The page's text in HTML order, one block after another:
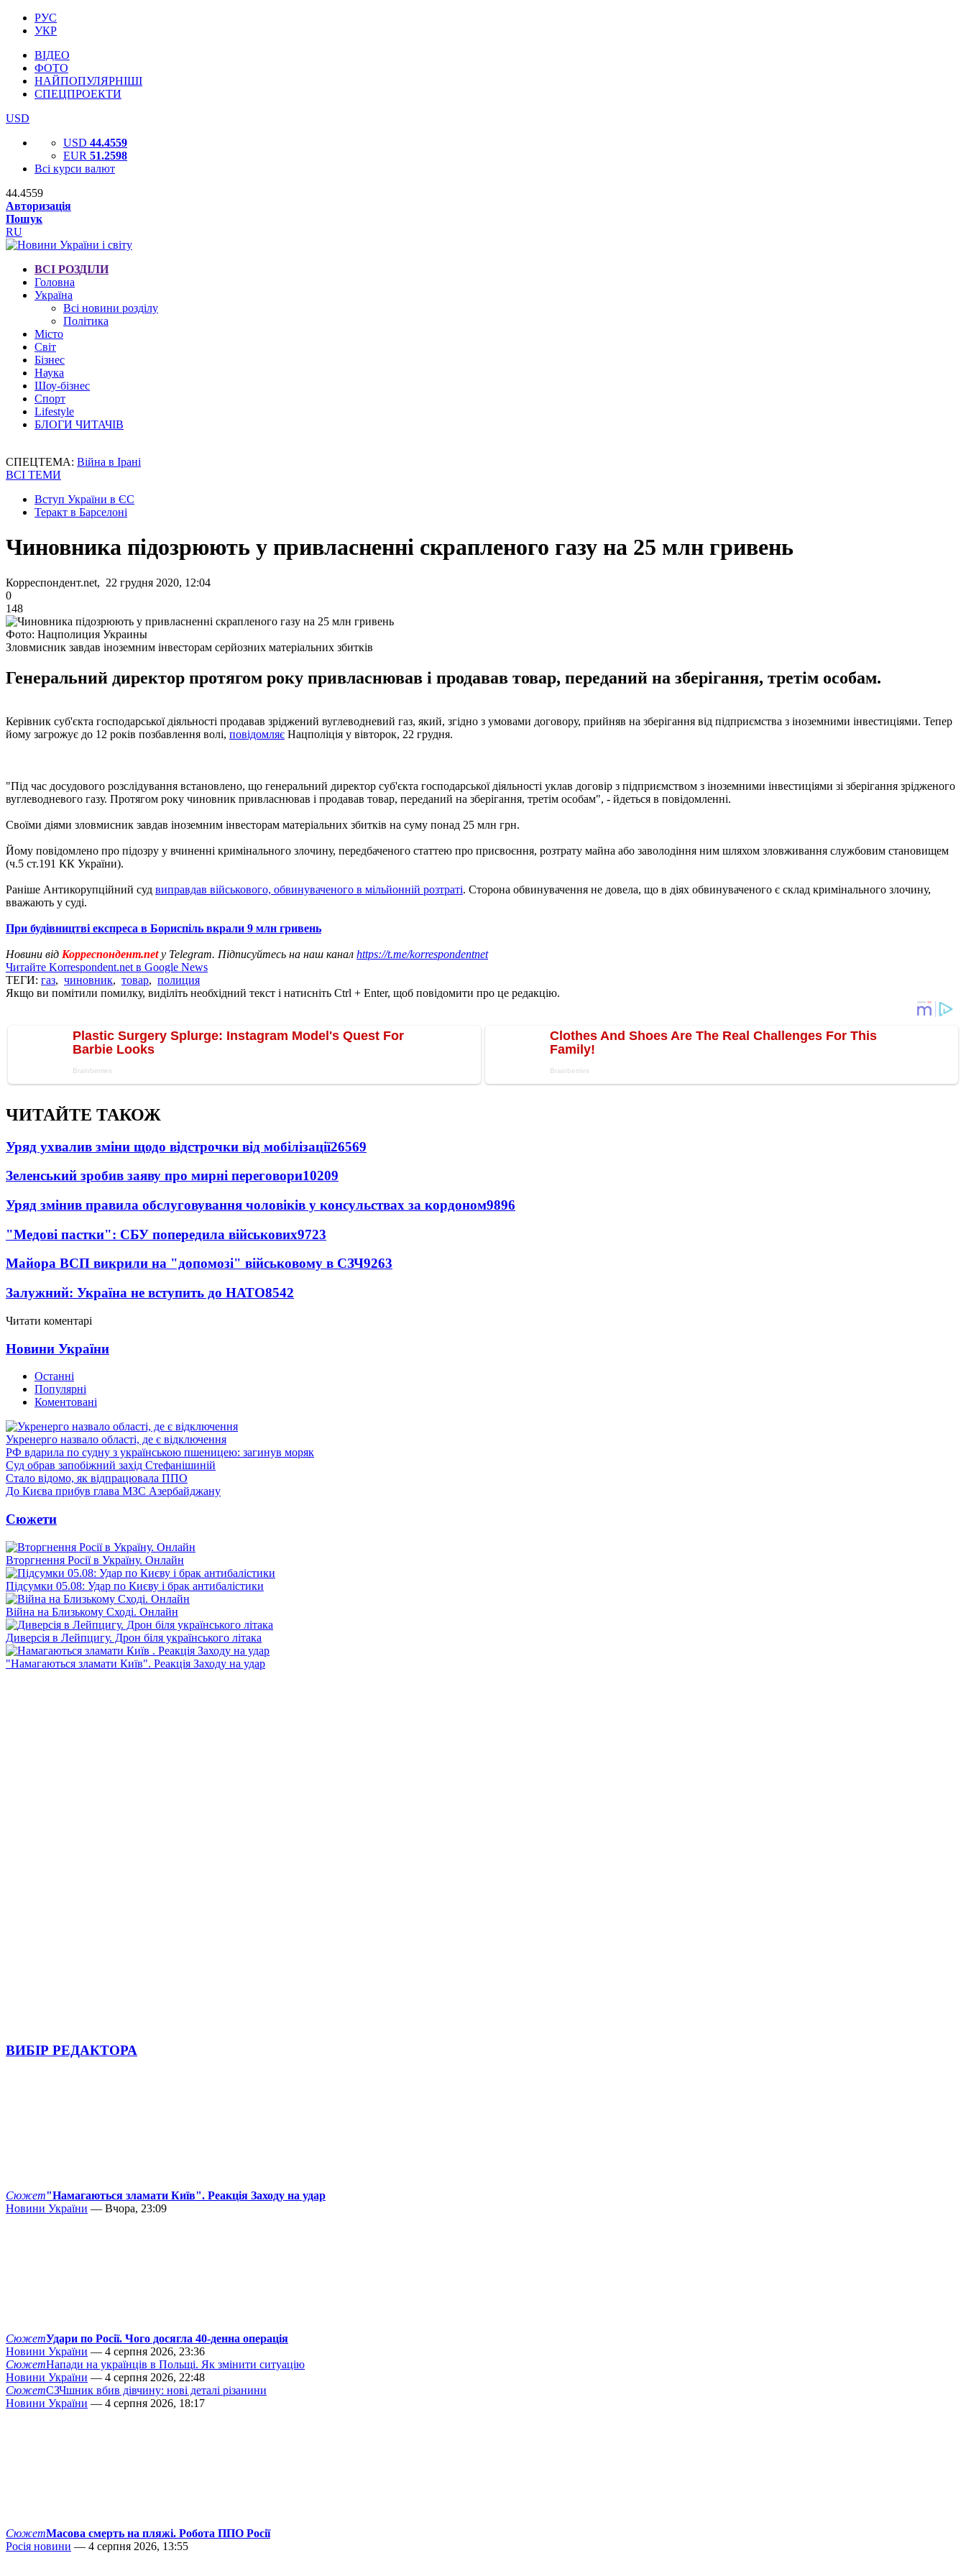
РУС
УКР
ВІДЕО
ФОТО
НАЙПОПУЛЯРНІШІ
СПЕЦПРОЕКТИ
USD
USD 44.4559
EUR 51.2598
Всі курси валют
44.4559
Авторизація
Пошук
RU
ВСІ РОЗДІЛИ
Головна
Україна
Всі новини розділу
Політика
Місто
Світ
Бізнес
Наука
Шоу-бізнес
Спорт
Lifestyle
БЛОГИ ЧИТАЧІВ
СПЕЦТЕМА: Війна в Ірані
ВСІ ТЕМИ
Вступ України в ЄС
Теракт в Барселоні
Чиновника підозрюють у привласненні скрапленого газу на 25 млн гривень
Корреспондент.net, 22 грудня 2020, 12:04
0
148
Фото: Нацполиция Украины
Зловмисник завдав іноземним інвесторам серйозних матеріальних збитків
Генеральний директор протягом року привласнював і продавав товар, переданий на зберігання, третім особам.
Керівник суб'єкта господарської діяльності продавав зріджений вуглеводневий газ, який, згідно з умовами договору, прийняв на зберігання від підприємства з іноземними інвестиціями. Тепер
йому загрожує до 12 років позбавлення волі, повідомляє Нацполіція у вівторок, 22 грудня.
"Під час досудового розслідування встановлено, що генеральний директор суб'єкта господарської діяльності уклав договір з підприємством з іноземними інвестиціями зі зберігання зрідженого
вуглеводневого газу. Протягом року чиновник привласнював і продавав товар, переданий на зберігання, третім особам", - йдеться в повідомленні.
Своїми діями зловмисник завдав іноземним інвесторам матеріальних збитків на суму понад 25 млн грн.
Йому повідомлено про підозру у вчиненні кримінального злочину, передбаченого статтею про присвоєння, розтрату майна або заволодіння ним шляхом зловживання службовим становищем
(ч.5 ст.191 КК України).
Раніше Антикорупційний суд виправдав військового, обвинуваченого в мільйонній розтраті. Сторона обвинувачення не довела, що в діях обвинуваченого є склад кримінального злочину,
вважають у суді.
При будівництві експреса в Бориспіль вкрали 9 млн гривень
Новини від Корреспондент.netу Telegram. Підписуйтесь на наш канал https://t.me/korrespondentnet
Читайте Korrespondent.net в Google News
ТЕГИ: газ, чиновник, товар, полиция
Якщо ви помітили помилку, виділіть необхідний текст і натисніть Ctrl + Enter, щоб повідомити про це редакцію.
ЧИТАЙТЕ ТАКОЖ
Уряд ухвалив зміни щодо відстрочки від мобілізації26569
Зеленський зробив заяву про мирні переговори10209
Уряд змінив правила обслуговування чоловіків у консульствах за кордоном9896
"Медові пастки": СБУ попередила військових9723
Майора ВСП викрили на "допомозі" військовому в СЗЧ9263
Залужний: Україна не вступить до НАТО8542
Читати коментарі
Новини України
Останні
Популярні
Коментовані
Укренерго назвало області, де є відключення
РФ вдарила по судну з українською пшеницею: загинув моряк
Суд обрав запобіжний захід Стефанішиній
Стало відомо, як відпрацювала ППО
До Києва прибув глава МЗС Азербайджану
Сюжети
Вторгнення Росії в Україну. Онлайн
Підсумки 05.08: Удар по Києву і брак антибалістики
Війна на Близькому Сході. Онлайн
Диверсія в Лейпцигу. Дрон біля українського літака
"Намагаються зламати Київ". Реакція Заходу на удар
ВИБІР РЕДАКТОРА
Сюжет"Намагаються зламати Київ". Реакція Заходу на удар
Новини України — Вчора, 23:09
СюжетУдари по Росії. Чого досягла 40-денна операція
Новини України — 4 серпня 2026, 23:36
СюжетНапади на українців в Польщі. Як змінити ситуацію
Новини України — 4 серпня 2026, 22:48
СюжетСЗЧшник вбив дівчину: нові деталі різанини
Новини України — 4 серпня 2026, 18:17
СюжетМасова смерть на пляжі. Робота ППО Росії
Росія новини — 4 серпня 2026, 13:55